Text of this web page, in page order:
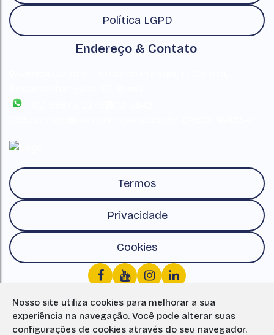
Nosso site utiliza cookies para melhorar a sua
experiência na navegação. Você pode alterar suas
configurações de cookies através do seu navegador.
Política LGPD
Endereço & Contato
Termos
Privacidade
Cookies